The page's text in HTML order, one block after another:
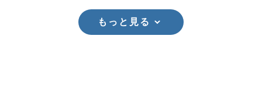
もっと見る